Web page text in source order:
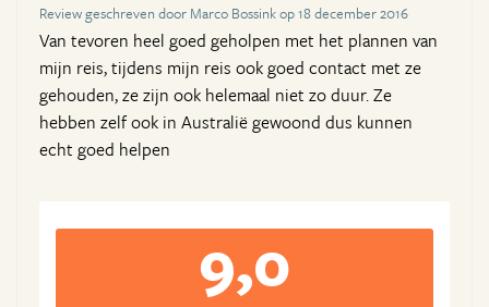
Review geschreven door Marco Bossink op 18 december 2016
Van tevoren heel goed geholpen met het plannen van
mijn reis, tijdens mijn reis ook goed contact met ze
gehouden, ze zijn ook helemaal niet zo duur. Ze
hebben zelf ook in Australië gewoond dus kunnen
echt goed helpen
9,0